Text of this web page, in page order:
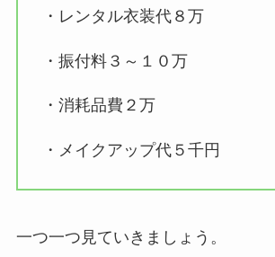
・レンタル衣装代８万
・振付料３～１０万
・消耗品費２万
・メイクアップ代５千円
一つ一つ見ていきましょう。